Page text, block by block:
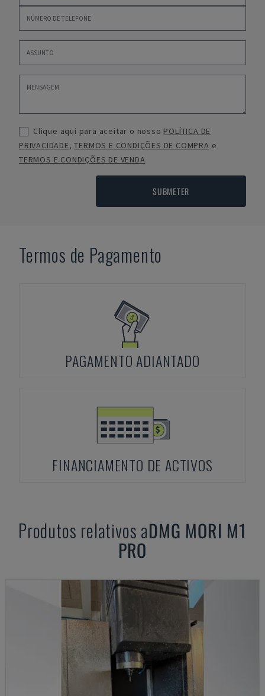
Clique aqui para aceitar o nosso POLÍTICA DE
PRIVACIDADE,TERMOS E CONDIÇÕES DE COMPRA e
TERMOS E CONDIÇÕES DE VENDA
SUBMETER
Termos de Pagamento
PAGAMENTO ADIANTADO
FINANCIAMENTO DE ACTIVOS
Produtos relativos aDMG MORI M1
PRO